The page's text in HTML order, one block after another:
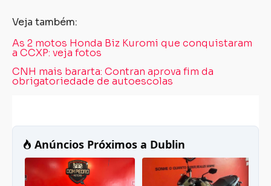
Veja também:
As 2 motos Honda Biz Kuromi que conquistaram
a CCXP: veja fotos
CNH mais bararta: Contran aprova fim da
obrigatoriedade de autoescolas